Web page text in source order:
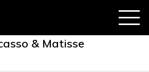
& Matisse